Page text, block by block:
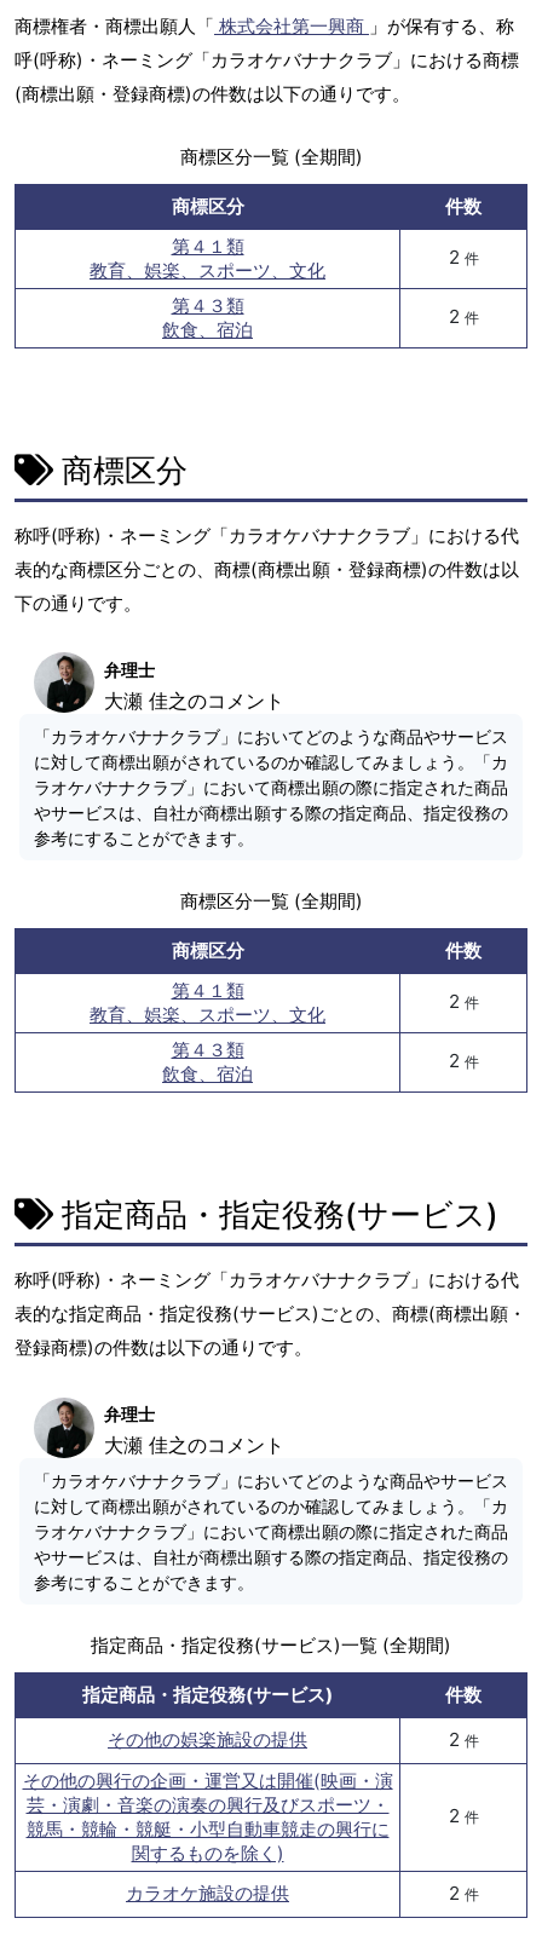
商標権者・商標出願人「 株式会社第一興商 」が保有する、称
呼(呼称)・ネーミング「カラオケバナナクラブ」における商標
(商標出願・登録商標)の件数は以下の通りです。
商標区分一覧 (全期間)
商標区分
件数
第４１類
教育、娯楽、スポーツ、文化
2 件
第４３類
飲食、宿泊
2 件
商標区分
称呼(呼称)・ネーミング「カラオケバナナクラブ」における代
表的な商標区分ごとの、商標(商標出願・登録商標)の件数は以
下の通りです。
弁理士
大瀬 佳之のコメント
「カラオケバナナクラブ」においてどのような商品やサービス
に対して商標出願がされているのか確認してみましょう。「カ
ラオケバナナクラブ」において商標出願の際に指定された商品
やサービスは、自社が商標出願する際の指定商品、指定役務の
参考にすることができます。
商標区分一覧 (全期間)
商標区分
件数
第４１類
教育、娯楽、スポーツ、文化
2 件
第４３類
飲食、宿泊
2 件
指定商品・指定役務(サービス)
称呼(呼称)・ネーミング「カラオケバナナクラブ」における代
表的な指定商品・指定役務(サービス)ごとの、商標(商標出願・
登録商標)の件数は以下の通りです。
弁理士
大瀬 佳之のコメント
「カラオケバナナクラブ」においてどのような商品やサービス
に対して商標出願がされているのか確認してみましょう。「カ
ラオケバナナクラブ」において商標出願の際に指定された商品
やサービスは、自社が商標出願する際の指定商品、指定役務の
参考にすることができます。
指定商品・指定役務(サービス)一覧 (全期間)
指定商品・指定役務(サービス)
件数
その他の娯楽施設の提供
2 件
その他の興行の企画・運営又は開催(映画・演
芸・演劇・音楽の演奏の興行及びスポーツ・
競馬・競輪・競艇・小型自動車競走の興行に
関するものを除く)
2 件
カラオケ施設の提供 2 件